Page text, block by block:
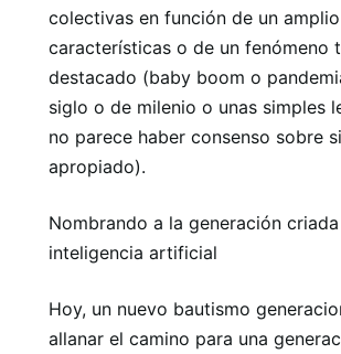
colectivas en función de un
características o de un fenómeno
destacado (baby boom o
siglo o de milenio o unas simples
no parece haber consenso sobre
apropiado).
Nombrando a la generación
inteligencia artificial
Hoy, un nuevo bautismo
allanar el camino para una